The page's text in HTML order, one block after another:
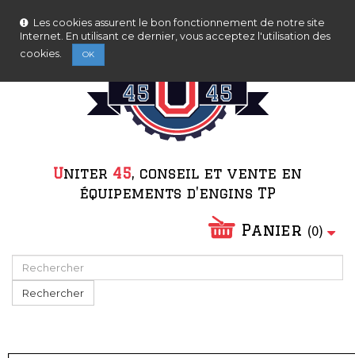
Uniter 45, conseil et vente en
équipements d'engins TP
Panier (0)
Rechercher
Les cookies assurent le bon fonctionnement de notre site
Internet. En utilisant ce dernier, vous acceptez l'utilisation des
cookies.
OK
au 23/08/2026.
Ne plus afficher ce message